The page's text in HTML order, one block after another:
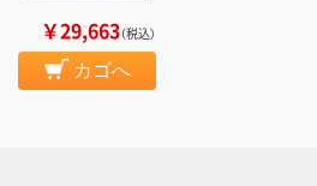
￥29,663（税込）
カゴへ